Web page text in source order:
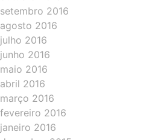
setembro 2016
agosto 2016
julho 2016
junho 2016
maio 2016
abril 2016
março 2016
fevereiro 2016
janeiro 2016